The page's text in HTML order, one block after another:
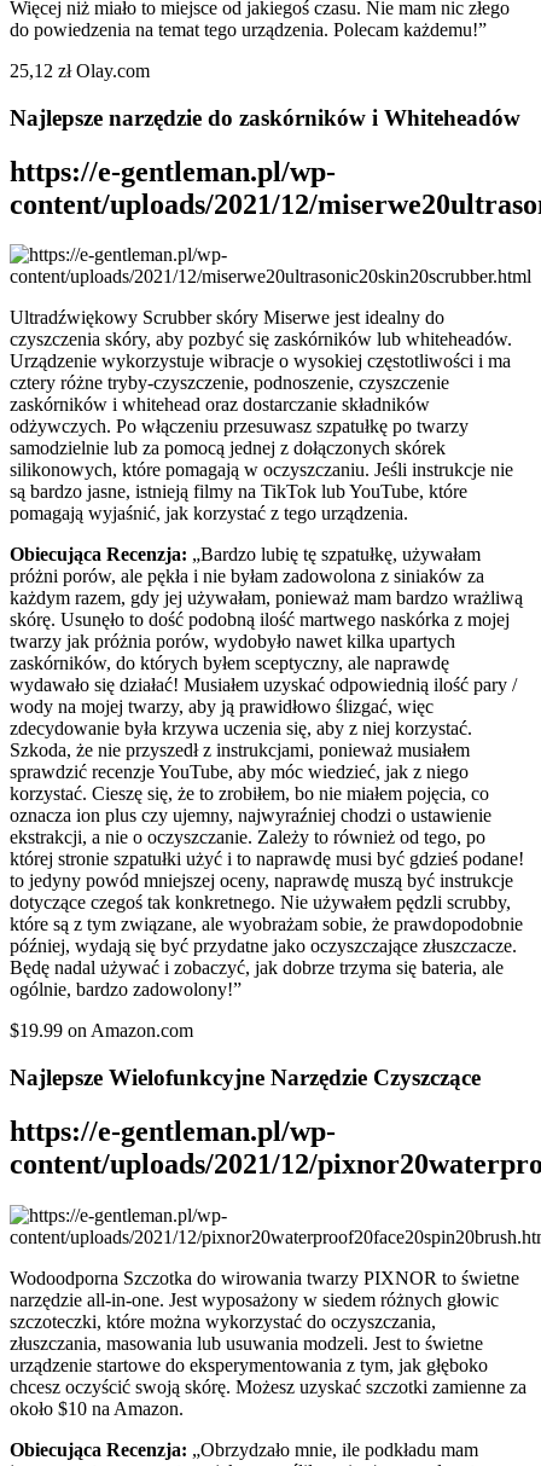
Więcej niż miało to miejsce od jakiegoś czasu. Nie mam nic złego
do powiedzenia na temat tego urządzenia. Polecam każdemu!”
25,12 zł Olay.com
Najlepsze narzędzie do zaskórników i Whiteheadów
https://e-gentleman.pl/wp-
content/uploads/2021/12/
Ultradźwiękowy Scrubber skóry Miserwe jest idealny do
czyszczenia skóry, aby pozbyć się zaskórników lub whiteheadów.
Urządzenie wykorzystuje wibracje o wysokiej częstotliwości i ma
cztery różne tryby-czyszczenie, podnoszenie, czyszczenie
zaskórników i whitehead oraz dostarczanie składników
odżywczych. Po włączeniu przesuwasz szpatułkę po twarzy
samodzielnie lub za pomocą jednej z dołączonych skórek
silikonowych, które pomagają w oczyszczaniu. Jeśli instrukcje nie
są bardzo jasne, istnieją filmy na TikTok lub YouTube, które
pomagają wyjaśnić, jak korzystać z tego urządzenia.
Obiecująca Recenzja: „Bardzo lubię tę szpatułkę, używałam
próżni porów, ale pękła i nie byłam zadowolona z siniaków za
każdym razem, gdy jej używałam, ponieważ mam bardzo wrażliwą
skórę. Usunęło to dość podobną ilość martwego naskórka z mojej
twarzy jak próżnia porów, wydobyło nawet kilka upartych
zaskórników, do których byłem sceptyczny, ale naprawdę
wydawało się działać! Musiałem uzyskać odpowiednią ilość pary /
wody na mojej twarzy, aby ją prawidłowo ślizgać, więc
zdecydowanie była krzywa uczenia się, aby z niej korzystać.
Szkoda, że nie przyszedł z instrukcjami, ponieważ musiałem
sprawdzić recenzje YouTube, aby móc wiedzieć, jak z niego
korzystać. Cieszę się, że to zrobiłem, bo nie miałem pojęcia, co
oznacza ion plus czy ujemny, najwyraźniej chodzi o ustawienie
ekstrakcji, a nie o oczyszczanie. Zależy to również od tego, po
której stronie szpatułki użyć i to naprawdę musi być gdzieś podane!
to jedyny powód mniejszej oceny, naprawdę muszą być instrukcje
dotyczące czegoś tak konkretnego. Nie używałem pędzli scrubby,
które są z tym związane, ale wyobrażam sobie, że prawdopodobnie
później, wydają się być przydatne jako oczyszczające złuszczacze.
Będę nadal używać i zobaczyć, jak dobrze trzyma się bateria, ale
ogólnie, bardzo zadowolony!”
$19.99 on Amazon.com
Najlepsze Wielofunkcyjne Narzędzie Czyszczące
https://e-gentleman.pl/wp-
content/uploads/2021/12/
Wodoodporna Szczotka do wirowania twarzy PIXNOR to świetne
narzędzie all-in-one. Jest wyposażony w siedem różnych głowic
szczoteczki, które można wykorzystać do oczyszczania,
złuszczania, masowania lub usuwania modzeli. Jest to świetne
urządzenie startowe do eksperymentowania z tym, jak głęboko
chcesz oczyścić swoją skórę. Możesz uzyskać szczotki zamienne za
około $10 na Amazon.
Obiecująca Recenzja: „Obrzydzało mnie, ile podkładu mam